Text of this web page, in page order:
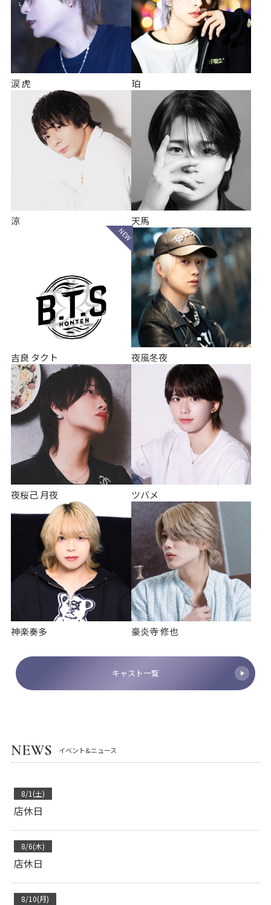
涙 虎 珀
涼 天馬
吉良 タクト 夜風冬夜
夜桜己 月夜 ツバメ
神楽奏多 豪炎寺 修也
キャスト一覧
NEWS イベント&ニュース
8/1(土)
店休日
8/6(木)
店休日
8/10(月)